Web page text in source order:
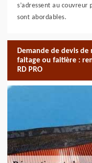
s’adressent au couvreur
sont abordables.
Demande de devis
faitage ou faitière :
RD PRO